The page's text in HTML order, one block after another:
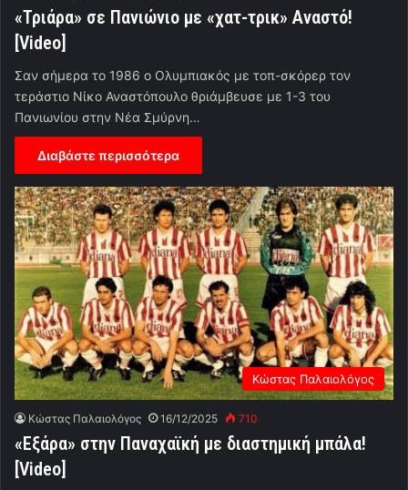
«Τριάρα» σε Πανιώνιο με «χατ-τρικ» Αναστό!
[Video]
Σαν σήμερα το 1986 ο Ολυμπιακός με τοπ-σκόρερ τον
τεράστιο Νίκο Αναστόπουλο θριάμβευσε με 1-3 του
Πανιωνίου στην Νέα Σμύρνη…
Διαβάστε περισσότερα
Κώστας Παλαιολόγος
Κώστας Παλαιολόγος 16/12/2025 710
«Εξάρα» στην Παναχαϊκή με διαστημική μπάλα!
[Video]